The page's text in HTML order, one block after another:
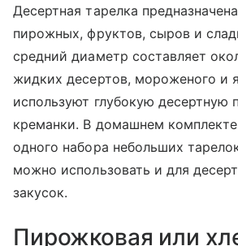
Десертная тарелка
пирожных, фруктов, сыров и
средний диаметр составляет
жидких десертов, мороженого и
используют глубокую десертную
креманки. В домашнем
одного набора небольших
можно использовать и для
закусок.
Пирожковая или